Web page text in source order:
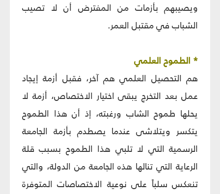
ويصيبهم بأزمات من المفترض أن لا تصيب
الشباب في مقتبل العمر.
* الطموح العلمي‏
هم التحصيل العلمي هم آخر، فقبل أزمة إيجاد
عمل بعد التخرج يبقى اختيار الاختصاص، أزمة لا
يحلها طموح الشاب ورغبته، إذ أن هذا الطموح
يتكسر ويتلاشى عندما يصطدم بأزمة الجامعة
الرسمية التي لا تلبي هذا الطموح بسبب قلة
الرعاية التي تنالها هذه الجامعة من الدولة، والتي
تنعكس سلباً على نوعية الاختصاصات المتوفرة